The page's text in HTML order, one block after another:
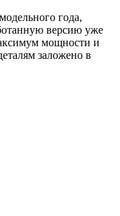
года,
версию уже
мощности и
заложено в